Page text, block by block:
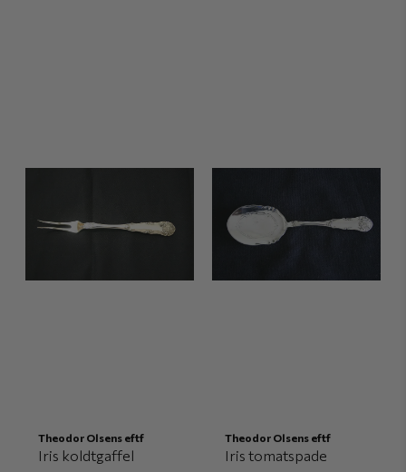
Theodor Olsens eftf
Iris koldtgaffel
Theodor Olsens eftf
Iris tomatspade